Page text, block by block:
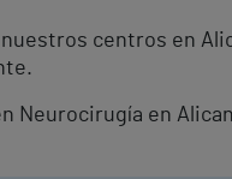
centros en
Neurocirugía en